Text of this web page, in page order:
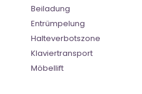
Beiladung
Entrümpelung
Halteverbotszone
Klaviertransport
Möbellift